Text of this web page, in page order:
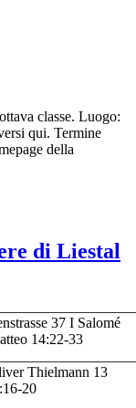
classe. Luogo:
qui. Termine
della
di Liestal
37 I Salomé
14:22-33
Thielmann 13
20